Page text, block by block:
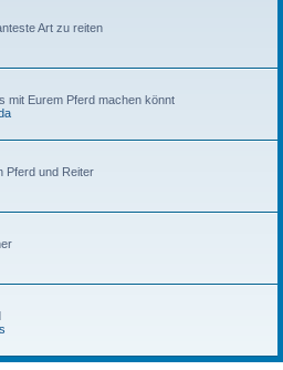
Art zu reiten
mit Eurem Pferd machen könnt
Pferd und Reiter